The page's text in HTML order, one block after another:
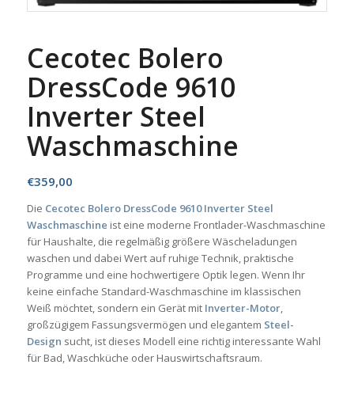
Cecotec Bolero
DressCode 9610
Inverter Steel
Waschmaschine
€359,00
Die Cecotec Bolero DressCode 9610 Inverter Steel
Waschmaschine ist eine moderne Frontlader-Waschmaschine
für Haushalte, die regelmäßig größere Wäscheladungen
waschen und dabei Wert auf ruhige Technik, praktische
Programme und eine hochwertigere Optik legen. Wenn Ihr
keine einfache Standard-Waschmaschine im klassischen
Weiß möchtet, sondern ein Gerät mit Inverter-Motor,
großzügigem Fassungsvermögen und elegantem Steel-
Design sucht, ist dieses Modell eine richtig interessante Wahl
für Bad, Waschküche oder Hauswirtschaftsraum.